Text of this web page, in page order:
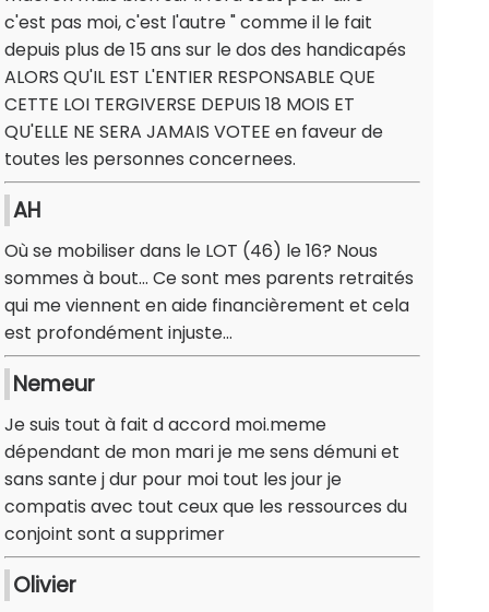
c'est pas moi, c'est l'autre " comme il le fait
depuis plus de 15 ans sur le dos des handicapés
ALORS QU'IL EST L'ENTIER RESPONSABLE QUE
CETTE LOI TERGIVERSE DEPUIS 18 MOIS ET
QU'ELLE NE SERA JAMAIS VOTEE en faveur de
toutes les personnes concernees.
AH
Où se mobiliser dans le LOT (46) le 16? Nous
sommes à bout... Ce sont mes parents retraités
qui me viennent en aide financièrement et cela
est profondément injuste...
Nemeur
Je suis tout à fait d accord moi.meme
dépendant de mon mari je me sens démuni et
sans sante j dur pour moi tout les jour je
compatis avec tout ceux que les ressources du
conjoint sont a supprimer
Olivier